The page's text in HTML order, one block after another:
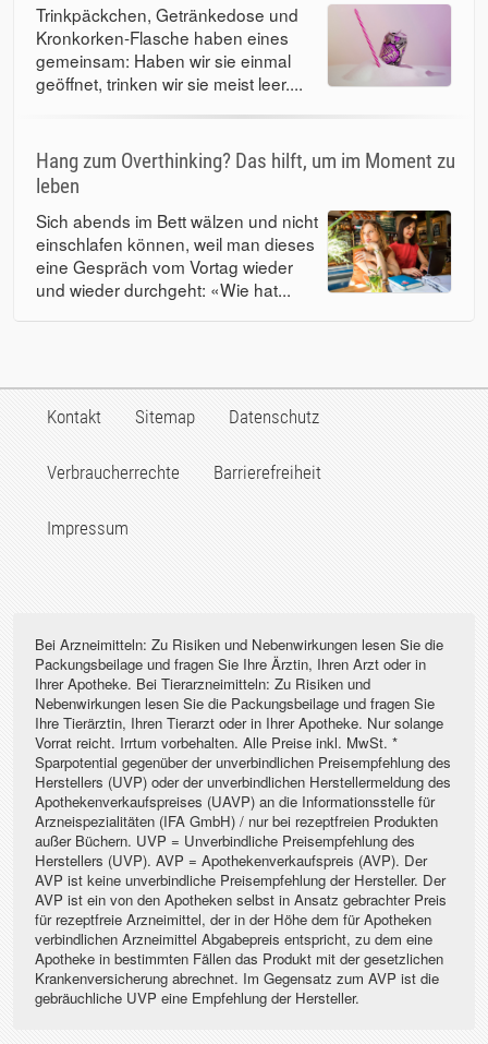
Trinkpäckchen, Getränkedose und
Kronkorken-Flasche haben eines
gemeinsam: Haben wir sie einmal
geöffnet, trinken wir sie meist leer....
Hang zum Overthinking? Das hilft, um im Moment zu
leben
Sich abends im Bett wälzen und nicht
einschlafen können, weil man dieses
eine Gespräch vom Vortag wieder
und wieder durchgeht: «Wie hat...
Kontakt Sitemap Datenschutz
Verbraucherrechte Barrierefreiheit
Impressum
Bei Arzneimitteln: Zu Risiken und Nebenwirkungen lesen Sie die
Packungsbeilage und fragen Sie Ihre Ärztin, Ihren Arzt oder in
Ihrer Apotheke. Bei Tierarzneimitteln: Zu Risiken und
Nebenwirkungen lesen Sie die Packungsbeilage und fragen Sie
Ihre Tierärztin, Ihren Tierarzt oder in Ihrer Apotheke. Nur solange
Vorrat reicht. Irrtum vorbehalten. Alle Preise inkl. MwSt. *
Sparpotential gegenüber der unverbindlichen Preisempfehlung des
Herstellers (UVP) oder der unverbindlichen Herstellermeldung des
Apothekenverkaufspreises (UAVP) an die Informationsstelle für
Arzneispezialitäten (IFA GmbH) / nur bei rezeptfreien Produkten
außer Büchern. UVP = Unverbindliche Preisempfehlung des
Herstellers (UVP). AVP = Apothekenverkaufspreis (AVP). Der
AVP ist keine unverbindliche Preisempfehlung der Hersteller. Der
AVP ist ein von den Apotheken selbst in Ansatz gebrachter Preis
für rezeptfreie Arzneimittel, der in der Höhe dem für Apotheken
verbindlichen Arzneimittel Abgabepreis entspricht, zu dem eine
Apotheke in bestimmten Fällen das Produkt mit der gesetzlichen
Krankenversicherung abrechnet. Im Gegensatz zum AVP ist die
gebräuchliche UVP eine Empfehlung der Hersteller.